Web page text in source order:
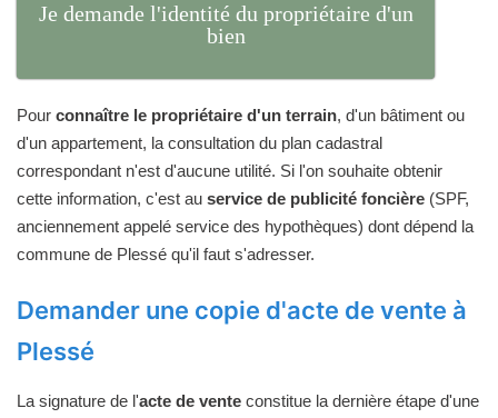
Je demande l'identité du propriétaire d'un
bien
Pour connaître le propriétaire d'un terrain, d'un bâtiment ou
d'un appartement, la consultation du plan cadastral
correspondant n'est d'aucune utilité. Si l'on souhaite obtenir
cette information, c'est au service de publicité foncière (SPF,
anciennement appelé service des hypothèques) dont dépend la
commune de Plessé qu'il faut s'adresser.
Demander une copie d'acte de vente à
Plessé
La signature de l'acte de vente constitue la dernière étape d'une